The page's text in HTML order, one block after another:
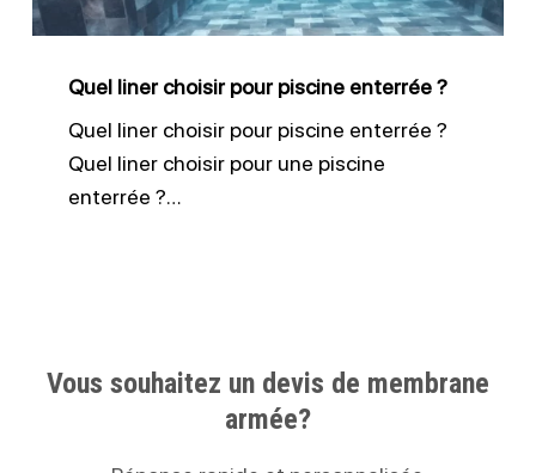
?
Quel liner choisir pour piscine enterrée ?
Quel liner choisir pour piscine enterrée ?
Quel liner choisir pour une piscine
enterrée ?…
Vous souhaitez un devis de membrane
armée?